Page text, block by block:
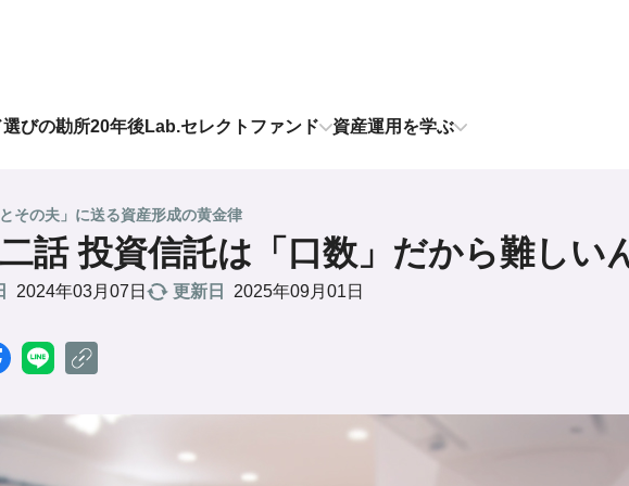
びの勘所20年後Lab.セレクトファンド 資産運用を学ぶ
とその夫」に送る資産形成の黄金律
話 投資信託は「口数」だから難しい
更新日 2025年09月01日